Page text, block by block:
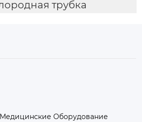
трубка
Оборудование